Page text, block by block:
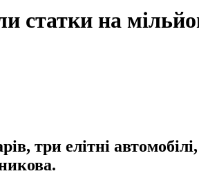
статки на
три елітні